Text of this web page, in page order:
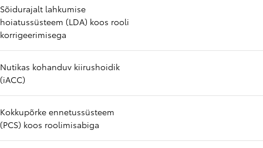
Sõidurajalt lahkumise
hoiatussüsteem (LDA) koos rooli
korrigeerimisega
Nutikas kohanduv kiirushoidik
(iACC)
Kokkupõrke ennetussüsteem
(PCS) koos roolimisabiga